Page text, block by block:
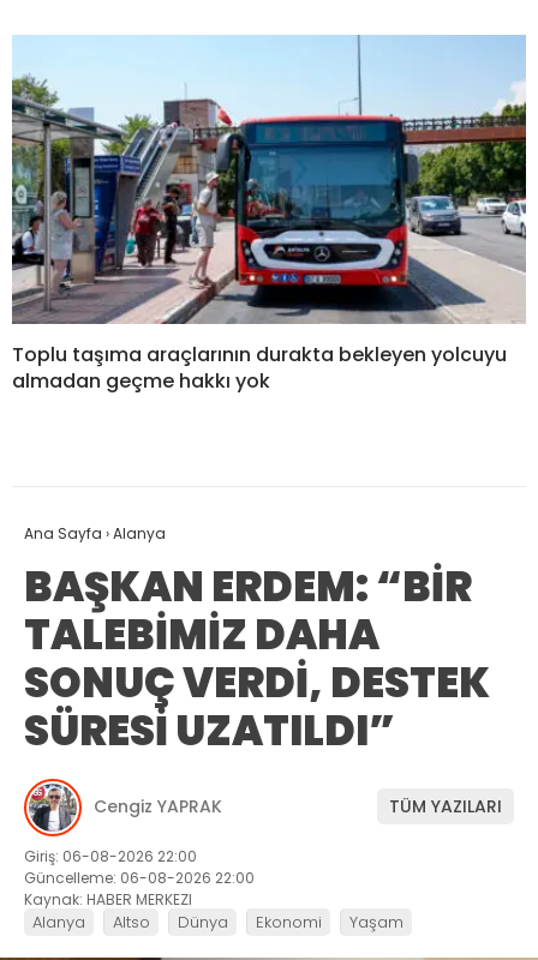
Toplu taşıma araçlarının durakta bekleyen yolcuyu
almadan geçme hakkı yok
Ana Sayfa ›Alanya
BAŞKAN ERDEM: “BİR
TALEBİMİZ DAHA
SONUÇ VERDİ, DESTEK
SÜRESİ UZATILDI”
Cengiz YAPRAK TÜM YAZILARI
Giriş: 06-08-2026 22:00
Güncelleme: 06-08-2026 22:00
Kaynak: HABER MERKEZI
Alanya Altso Dünya Ekonomi Yaşam